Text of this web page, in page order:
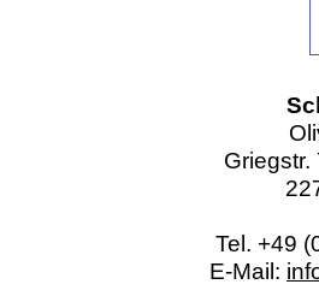
Griegstr.
Tel. +49
E-Mail: